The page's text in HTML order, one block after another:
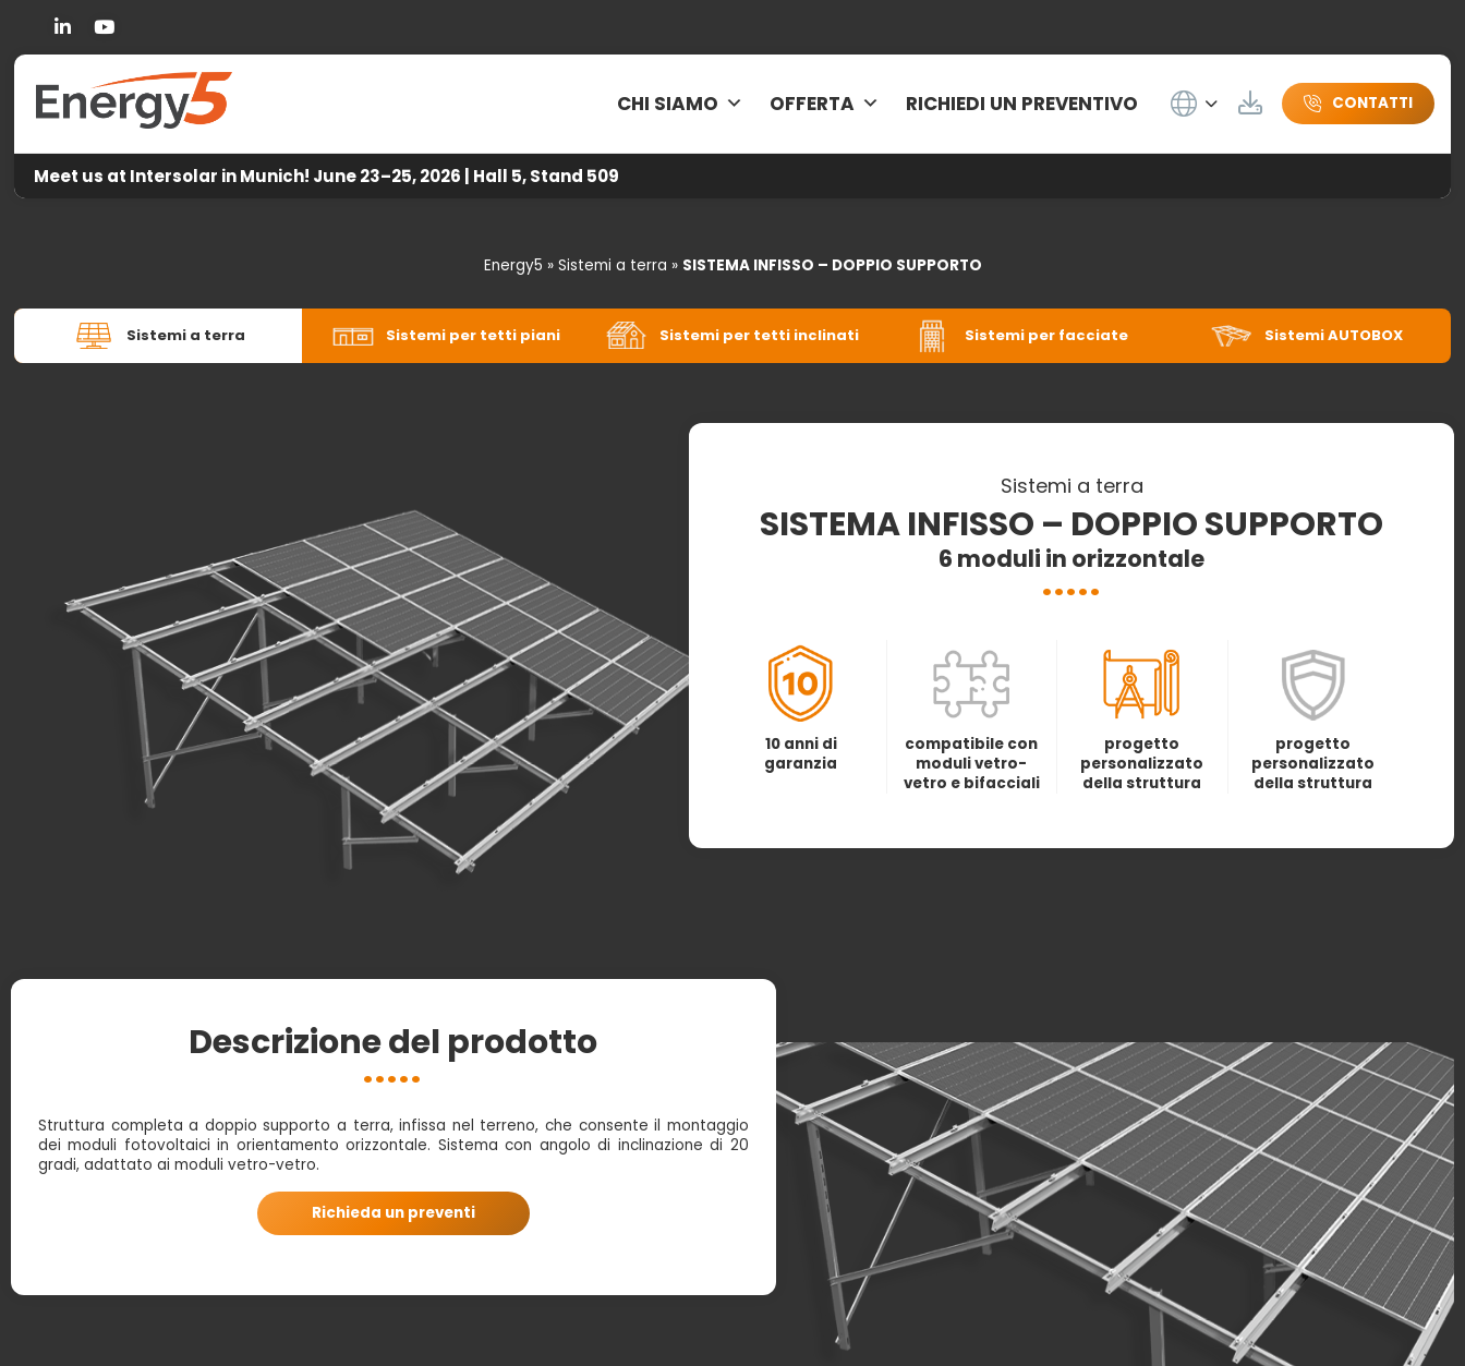
You Tube
CHI SIAMO OFFERTA RICHIEDI UN PREVENTIVO
Wybierz język
Herunterladen
CONTATTI
Meet us at Intersolar in Munich! June 23–25, 2026 | Hall 5, Stand 509
Energy5 » Sistemi a terra » SISTEMA INFISSO – DOPPIO SUPPORTO
Sistemi a terra Sistemi per tetti piani Sistemi per tetti inclinati Sistemi per facciate Sistemi AUTOBOX
Sistemi a terra
SISTEMA INFISSO – DOPPIO SUPPORTO
6 moduli in orizzontale
10 anni di
garanzia
compatibile con
moduli vetro-
vetro e bifacciali
progetto
personalizzato
della struttura
progetto
personalizzato
della struttura
Descrizione del prodotto
Struttura completa a doppio supporto a terra, infissa nel terreno, che consente il montaggio
dei moduli fotovoltaici in orientamento orizzontale. Sistema con angolo di inclinazione di 20
gradi, adattato ai moduli vetro-vetro.
Richieda un preventi